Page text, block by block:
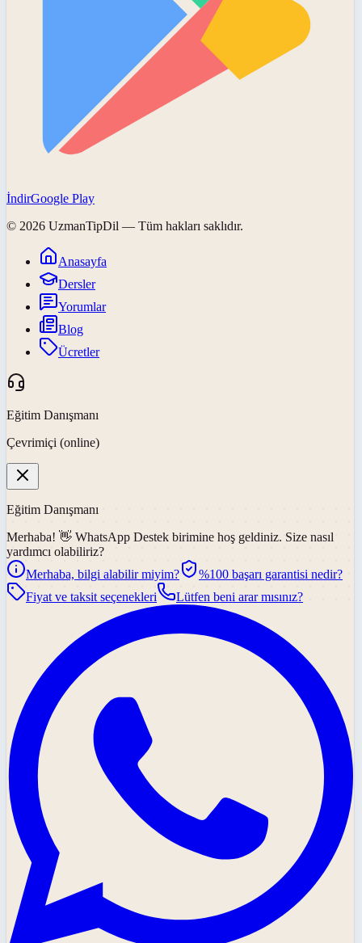
İndirGoogle Play
© 2026 UzmanTipDil — Tüm hakları saklıdır.
Anasayfa
Dersler
Yorumlar
Blog
Ücretler
Eğitim Danışmanı
Çevrimiçi (online)
Eğitim Danışmanı
Merhaba! 👋 WhatsApp Destek birimine hoş geldiniz. Size nasıl
yardımcı olabiliriz?
Merhaba, bilgi alabilir miyim?
%100 başarı garantisi nedir?
Fiyat ve taksit seçenekleri
Lütfen beni arar mısınız?